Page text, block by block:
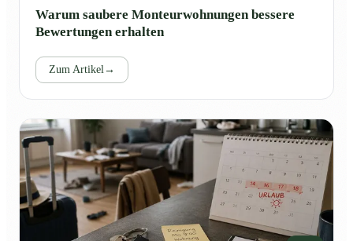
Warum saubere Monteurwohnungen bessere
Bewertungen erhalten
Zum Artikel →